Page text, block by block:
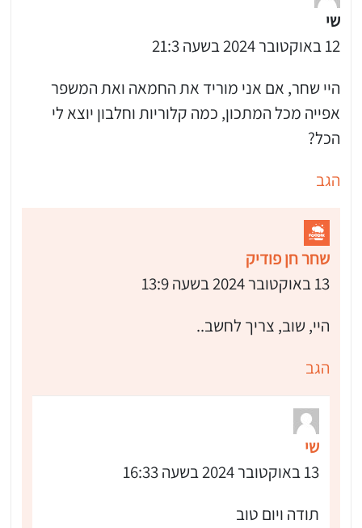
שי
12 באוקטובר 2024 בשעה 21:3
היי שחר, אם אני מוריד את החמאה ואת המשפר
אפייה מכל המתכון, כמה קלוריות וחלבון יוצא לי
הכל?
הגב
שחר חן פודיק
13 באוקטובר 2024 בשעה 13:9
היי, שוב, צריך לחשב..
הגב
שי
13 באוקטובר 2024 בשעה 16:33
תודה ויום טוב